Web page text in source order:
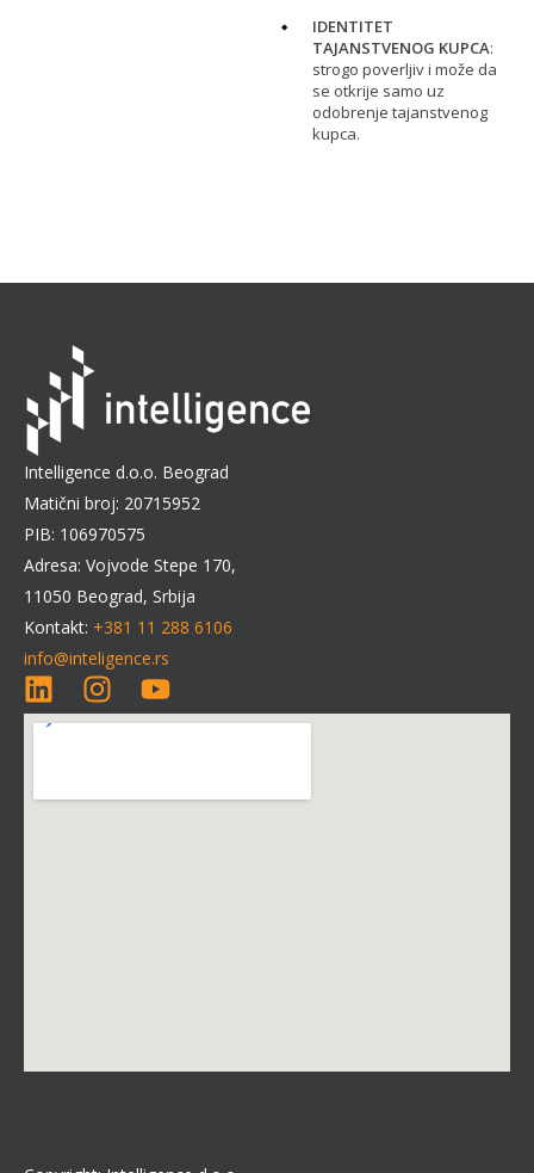
IDENTITET
TAJANSTVENOG KUPCA:
strogo poverljiv i može da
se otkrije samo uz
odobrenje tajanstvenog
kupca.
Intelligence d.o.o. Beograd
Matični broj: 20715952
PIB: 106970575
Adresa: Vojvode Stepe 170,
11050 Beograd, Srbija
Kontakt: +381 11 288 6106
info@inteligence.rs